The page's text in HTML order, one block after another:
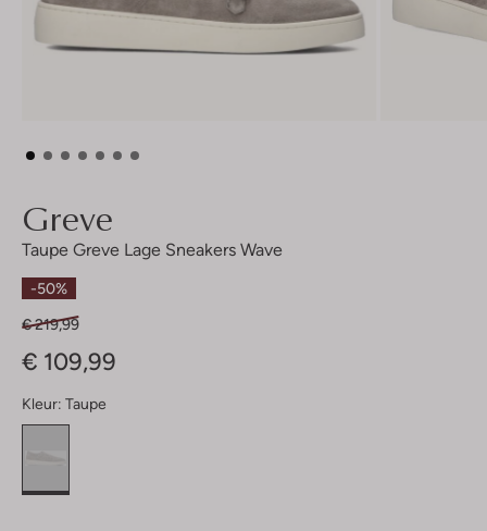
Greve
Taupe Greve Lage Sneakers Wave
-50%
€ 219,99
€ 109,99
Kleur: Taupe